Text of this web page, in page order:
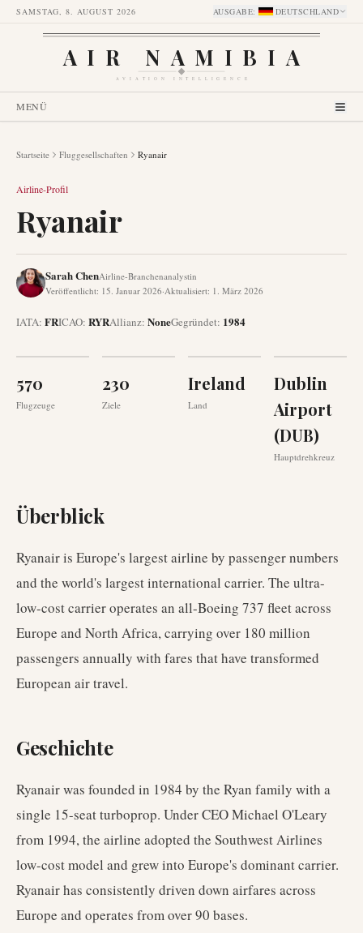
SAMSTAG, 8. AUGUST 2026 AUSGABE: DEUTSCHLAND
AIR NAMIBIA
AVIATION INTELLIGENCE
MENÜ
Startseite Fluggesellschaften Ryanair
Airline-Profil
Ryanair
Sarah ChenAirline-Branchenanalystin
Veröffentlicht: 15. Januar 2026·Aktualisiert: 1. März 2026
IATA: FRICAO: RYRAllianz: NoneGegründet: 1984
570
Flugzeuge
230
Ziele
Ireland
Land
Dublin
Airport
(DUB)
Hauptdrehkreuz
Überblick
Ryanair is Europe's largest airline by passenger numbers
and the world's largest international carrier. The ultra-
low-cost carrier operates an all-Boeing 737 fleet across
Europe and North Africa, carrying over 180 million
passengers annually with fares that have transformed
European air travel.
Geschichte
Ryanair was founded in 1984 by the Ryan family with a
single 15-seat turboprop. Under CEO Michael O'Leary
from 1994, the airline adopted the Southwest Airlines
low-cost model and grew into Europe's dominant carrier.
Ryanair has consistently driven down airfares across
Europe and operates from over 90 bases.